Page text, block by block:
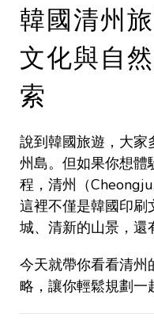
韓國清州
文化與自
索
說到韓國旅遊，大家
州島。但如果你想體
程，清州（
這裡不僅是韓國印刷
城、清新的山景，還
今天就帶你看看清州
略，讓你輕鬆規劃一